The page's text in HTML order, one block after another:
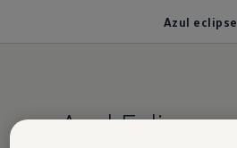
Azul eclipse
Azul Eclipse